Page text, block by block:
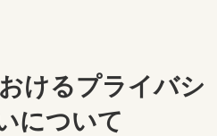
けるプライバシ
について